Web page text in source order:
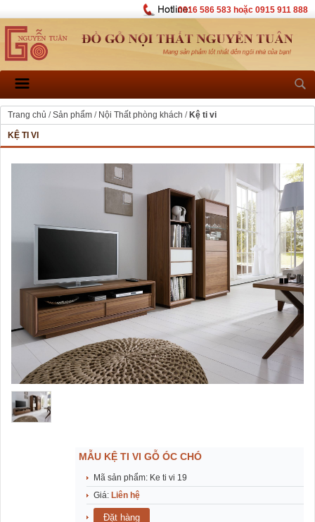
0916 586 583 hoặc 0915 911 888
Trang chủ /Sản phẩm / Nội Thất phòng khách / Kệ ti vi
KỆ TI VI
MẪU KỆ TI VI GỖ ÓC CHÓ
Mã sản phẩm: Ke ti vi 19
Giá: Liên hệ